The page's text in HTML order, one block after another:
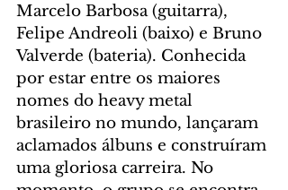
Marcelo Barbosa (guitarra),
Felipe Andreoli (baixo) e Bruno
Valverde (bateria). Conhecida
por estar entre os maiores
nomes do heavy metal
brasileiro no mundo, lançaram
aclamados álbuns e construíram
uma gloriosa carreira. No